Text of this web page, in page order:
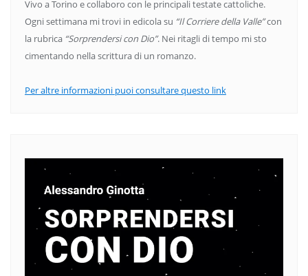
Vivo a Torino e collaboro con le principali testate cattoliche.
Ogni settimana mi trovi in edicola su “Il Corriere della Valle”con
la rubrica “Sorprendersi con Dio”. Nei ritagli di tempo mi sto
cimentando nella scrittura di un romanzo.
Per altre informazioni puoi consultare questo link